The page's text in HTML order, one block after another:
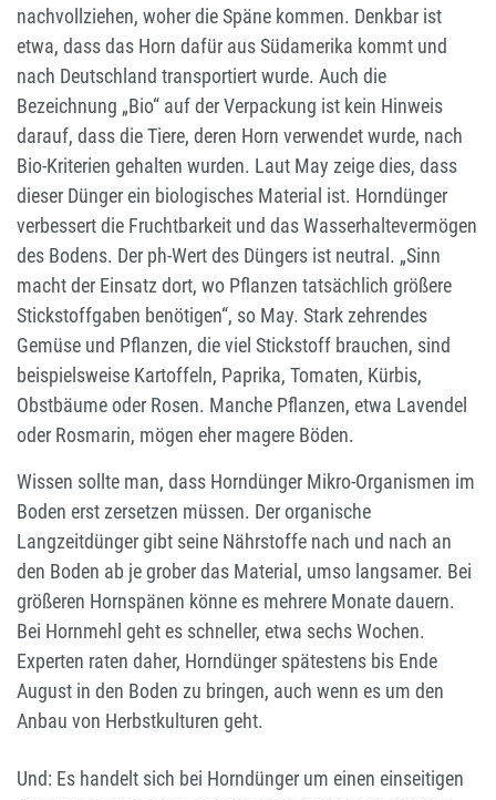
nachvollziehen, woher die Späne kommen. Denkbar ist
etwa, dass das Horn dafür aus Südamerika kommt und
nach Deutschland transportiert wurde. Auch die
Bezeichnung „Bio“ auf der Verpackung ist kein Hinweis
darauf, dass die Tiere, deren Horn verwendet wurde, nach
Bio-Kriterien gehalten wurden. Laut May zeige dies, dass
dieser Dünger ein biologisches Material ist. Horndünger
verbessert die Fruchtbarkeit und das Wasserhaltevermögen
des Bodens. Der ph-Wert des Düngers ist neutral. „Sinn
macht der Einsatz dort, wo Pflanzen tatsächlich größere
Stickstoffgaben benötigen“, so May. Stark zehrendes
Gemüse und Pflanzen, die viel Stickstoff brauchen, sind
beispielsweise Kartoffeln, Paprika, Tomaten, Kürbis,
Obstbäume oder Rosen. Manche Pflanzen, etwa Lavendel
oder Rosmarin, mögen eher magere Böden.
Wissen sollte man, dass Horndünger Mikro-Organismen im
Boden erst zersetzen müssen. Der organische
Langzeitdünger gibt seine Nährstoffe nach und nach an
den Boden ab je grober das Material, umso langsamer. Bei
größeren Hornspänen könne es mehrere Monate dauern.
Bei Hornmehl geht es schneller, etwa sechs Wochen.
Experten raten daher, Horndünger spätestens bis Ende
August in den Boden zu bringen, auch wenn es um den
Anbau von Herbstkulturen geht.
Und: Es handelt sich bei Horndünger um einen einseitigen